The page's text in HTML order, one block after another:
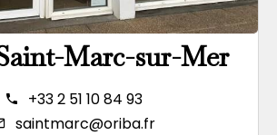
Marc-sur-Mer
+33 2 51 10 84 93
saintmarc@oriba.fr